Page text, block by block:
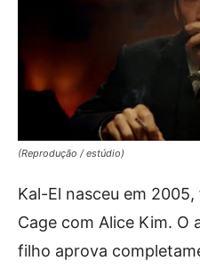
(Reprodução / estúdio)
Kal-El nasceu em
Cage com Alice Kim. O
filho aprova